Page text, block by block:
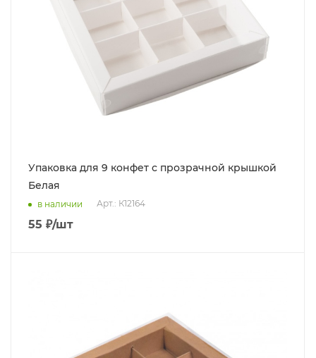
Упаковка для 9 конфет с прозрачной крышкой
Белая
в наличии Арт.: К12164
55 ₽/шт